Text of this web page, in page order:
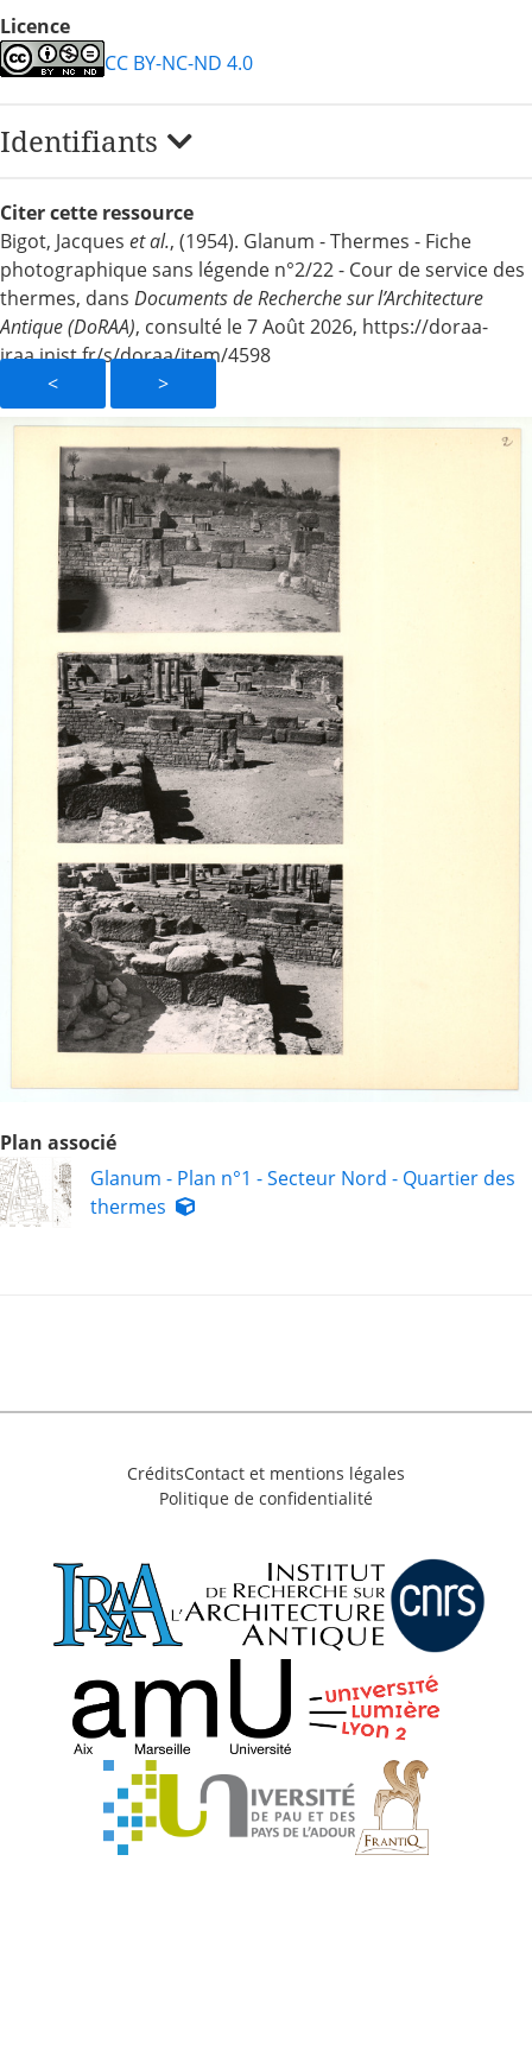
< >
Plan associé
Glanum - Plan n°1 - Secteur Nord - Quartier des
thermes
Licence
CC BY-NC-ND 4.0
Identifiants
Citer cette ressource
Bigot, Jacques et al., (1954). Glanum - Thermes - Fiche
photographique sans légende n°2/22 - Cour de service des
thermes, dans Documents de Recherche sur l’Architecture
Antique (DoRAA), consulté le 7 Août 2026, https://doraa-
iraa.inist.fr/s/doraa/item/4598
CréditsContact et mentions légales
Politique de confidentialité